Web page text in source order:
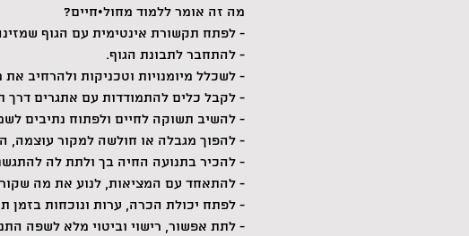
מה זה אומר ללמוד מחול•חיים?
- לפתח תקשורת אינטימית עם הגוף
- להתחבר לתבונת הגוף.
- לשכלל מיומנויות וטכניקות ולהרחיב
- לקבל כלים להתמודדות עם אתגרים דרך
- להשיב תשוקה לחיים ולפתוח נתיבים
- להפוך מגבלה או חולשה למקור עוצמה,
- להכיר בתנועה החיה בך ולתת לה
- להתאחד עם המציאות, לנוע את מה
- לפתח יכולת הכרה, ערות ונוכחות בזמן
- לתת אפשור, רישוי וביטוי מלא לשפה